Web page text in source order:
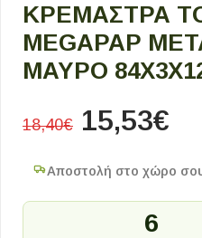
ΚΡΕΜΆΣΤΡΑ
MEGAPAP
ΜΑΎΡΟ
18,40€ 15,53€
Αποστολή στο χώρο
6